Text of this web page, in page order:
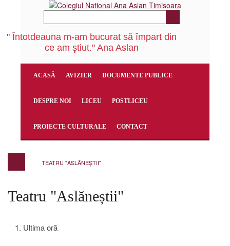
" Întotdeauna m-am bucurat să împart din
ce am ştiut." Ana Aslan
ACASĂ AVIZIER DOCUMENTE PUBLICE
DESPRE NOI LICEU POSTLICEU
PROIECTE CULTURALE CONTACT
TEATRU "ASLĂNEȘTII"
Teatru "Aslăneștii"
Ultima oră